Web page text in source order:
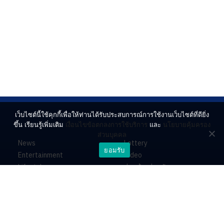
News
Entertainment
Lifestyle
Lottery
Video
ร่วมด้วยช่วยกัน
เว็บไซต์นี้ใช้คุกกี้เพื่อให้ท่านได้รับประสบการณ์การใช้งานเว็บไซต์ที่ดียิ่ง
ขึ้น เรียนรู้เพิ่มเติม เงื่อนไขข้อตกลงการใช้บริการ และ นโยบายคุ้มครอง
ส่วนบุคคล
ยอมรับ